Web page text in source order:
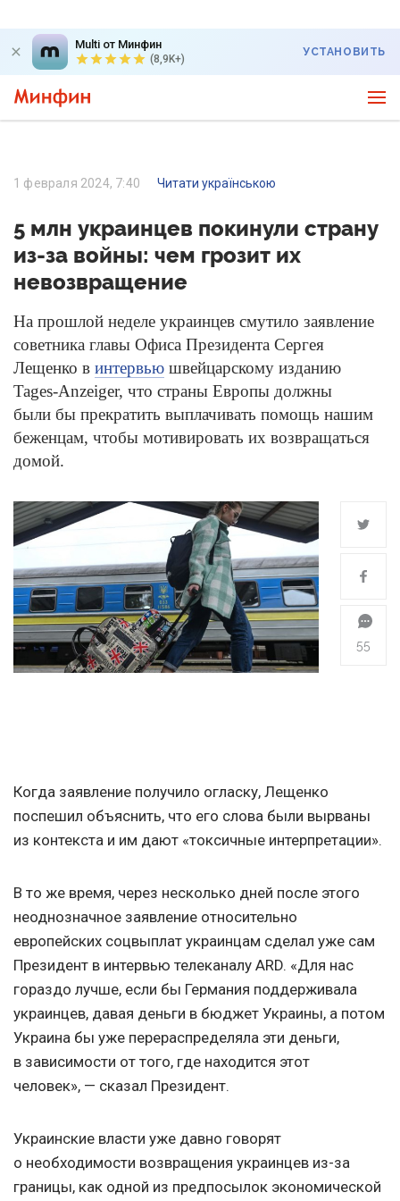
Multi от Минфин
(8,9K+)
УСТАНОВИТЬ
1 февраля 2024, 7:40 Читати українською
5 млн украинцев покинули страну
из-за войны: чем грозит их
невозвращение
На прошлой неделе украинцев смутило заявление
советника главы Офиса Президента Сергея
Лещенко в интервью швейцарскому изданию
Tages-Anzeiger, что страны Европы должны
были бы прекратить выплачивать помощь нашим
беженцам, чтобы мотивировать их возвращаться
домой.
55
Когда заявление получило огласку, Лещенко
поспешил объяснить, что его слова были вырваны
из контекста и им дают «токсичные интерпретации».
В то же время, через несколько дней после этого
неоднозначное заявление относительно
европейских соцвыплат украинцам сделал уже сам
Президент в интервью телеканалу ARD. «Для нас
гораздо лучше, если бы Германия поддерживала
украинцев, давая деньги в бюджет Украины, а потом
Украина бы уже перераспределяла эти деньги,
в зависимости от того, где находится этот
человек», — сказал Президент.
Украинские власти уже давно говорят
о необходимости возвращения украинцев из-за
границы, как одной из предпосылок экономической